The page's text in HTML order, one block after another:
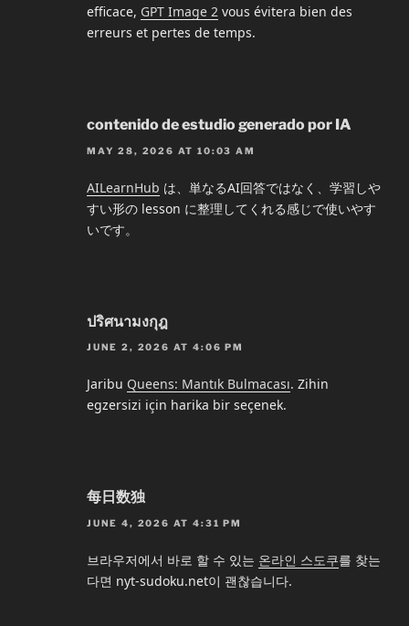
efficace, GPT Image 2 vous évitera bien des
erreurs et pertes de temps.
contenido de estudio generado por IA
MAY 28, 2026 AT 10:03 AM
AILearnHub は、単なるAI回答ではなく、学習しや
すい形の lesson に整理してくれる感じで使いやす
いです。
ปริศนามงกุฎ
JUNE 2, 2026 AT 4:06 PM
Jaribu Queens: Mantık Bulmacası. Zihin
egzersizi için harika bir seçenek.
每日数独
JUNE 4, 2026 AT 4:31 PM
브라우저에서 바로 할 수 있는 온라인 스도쿠를 찾는
다면 nyt-sudoku.net이 괜찮습니다.